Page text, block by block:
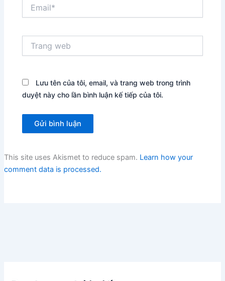
web
Lưu tên của tôi, email, và trang web trong trình
duyệt này cho lần bình luận kế tiếp của tôi.
This site uses Akismet to reduce spam. Learn how your
comment data is processed.